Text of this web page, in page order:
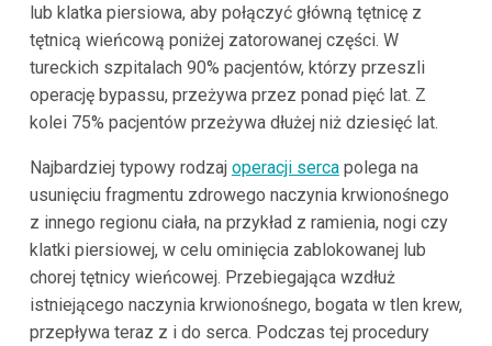
lub klatka piersiowa, aby połączyć główną tętnicę z
tętnicą wieńcową poniżej zatorowanej części. W
tureckich szpitalach 90% pacjentów, którzy przeszli
operację bypassu, przeżywa przez ponad pięć lat. Z
kolei 75% pacjentów przeżywa dłużej niż dziesięć lat.
Najbardziej typowy rodzaj operacji sercapolega na
usunięciu fragmentu zdrowego naczynia krwionośnego
z innego regionu ciała, na przykład z ramienia, nogi czy
klatki piersiowej, w celu ominięcia zablokowanej lub
chorej tętnicy wieńcowej. Przebiegająca wzdłuż
istniejącego naczynia krwionośnego, bogata w tlen krew,
przepływa teraz z i do serca. Podczas tej procedury